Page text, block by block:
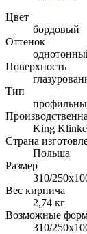
Цвет
бордовый
Оттенок
Поверхность
Тип
King
Страна
Польша
Размер
310/
Вес кирпича
2,74 кг
Возможные
310/